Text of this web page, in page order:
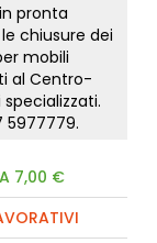
pronta
chiusure dei
mobili
al Centro-
5977779.
7,00 €